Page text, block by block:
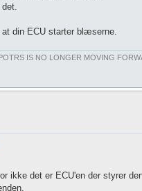
din ECU starter blæserne.
IS NO LONGER MOVING
ikke det er ECU'en der styrer